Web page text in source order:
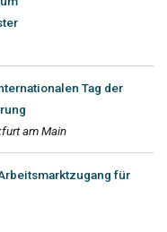
Tag der
am Main
für